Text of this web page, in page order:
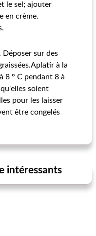
le sel; ajouter
en crème.
Déposer sur des
à la
8 ° C pendant 8 à
soient
pour les laisser
être congelés
intéressants